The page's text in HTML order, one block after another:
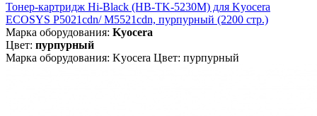
Тонер-картридж Hi-Black (HB-TK-5230M) для Kyocera
ECOSYS P5021cdn/ M5521cdn, пурпурный (2200 стр.)
Марка оборудования: Kyocera
Цвет: пурпурный
Марка оборудования: Kyocera Цвет: пурпурный